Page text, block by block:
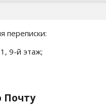
переписки:
9-й этаж;
Почту